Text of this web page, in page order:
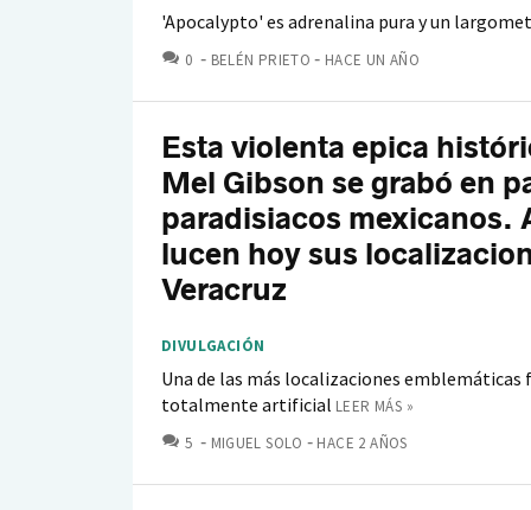
'Apocalypto' es adrenalina pura y un
0 COMENTARIOS
BELÉN PRIETO HACE UN AÑO
Esta violenta epica
Mel Gibson se grabó en
paradisiacos mexicanos.
lucen hoy sus
Veracruz
DIVULGACIÓN
Una de las más localizaciones emblemáticas
totalmente artificial LEER MÁS »
5 COMENTARIOS
MIGUEL SOLO HACE 2 AÑOS